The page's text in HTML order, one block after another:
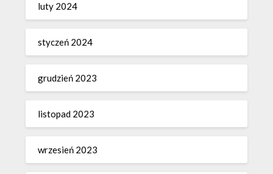
luty 2024
styczeń 2024
grudzień 2023
listopad 2023
wrzesień 2023